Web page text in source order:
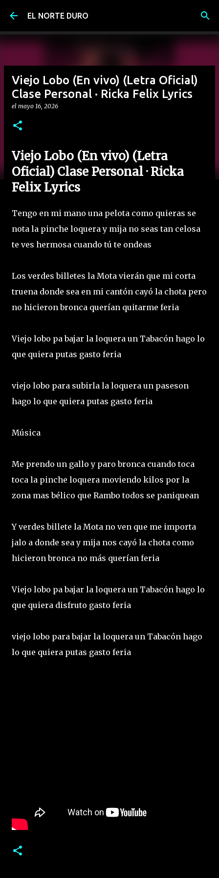
Ir al contenido principal
EL NORTE DURO
Viejo Lobo (En vivo) (Letra Oficial)
Clase Personal · Ricka Felix Lyrics
el mayo 16, 2026
Viejo Lobo (En vivo) (Letra
Oficial) Clase Personal · Ricka
Felix Lyrics
Tengo en mi mano una pelota como quieras se
nota la pinche loquera y mija no seas tan celosa
te ves hermosa cuando tú te ondeas
Los verdes billetes la Mota vierán que mi corta
truena donde sea en mi cantón cayó la chota pero
no hicieron bronca querían quitarme feria
Viejo lobo pa bajar la loquera un Tabacón hago lo
que quiera putas gasto feria
viejo lobo para subirla la loquera un paseson
hago lo que quiera putas gasto feria
Música
Me prendo un gallo y paro bronca cuando toca
toca la pinche loquera moviendo kilos por la
zona mas bélico que Rambo todos se paniquean
Y verdes billete la Mota no ven que me importa
jalo a donde sea y mija nos cayó la chota como
hicieron bronca no más querían feria
Viejo lobo pa bajar la loquera un Tabacón hago lo
que quiera disfruto gasto feria
viejo lobo para bajar la loquera un Tabacón hago
lo que quiera putas gasto feria